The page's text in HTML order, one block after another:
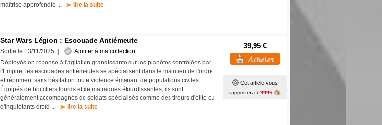
maîtrise approfondie ...
lire la suite
Star Wars Légion : Escouade Antiémeute
Sortie le 13/11/2025
Ajouter à ma collection
Déployés en réponse à l'agitation grandissante sur les planètes contrôlées par
l'Empire, les escouades antiémeutes se spécialisent dans le maintien de l'ordre
et répriment sans hésitation toute violence émanant de populations civiles.
Équipés de boucliers lourds et de matraques étourdissantes, ils sont
généralement accompagnés de soldats spécialisés comme des tireurs d'élite ou
d'inquiétants droïd ...
lire la suite
39,95 €
Cet article vous
rapportera + 3995